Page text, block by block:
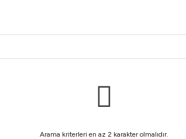
Arama kriterleri en az 2 karakter olmalıdır.